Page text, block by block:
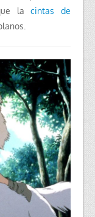
lacintas de